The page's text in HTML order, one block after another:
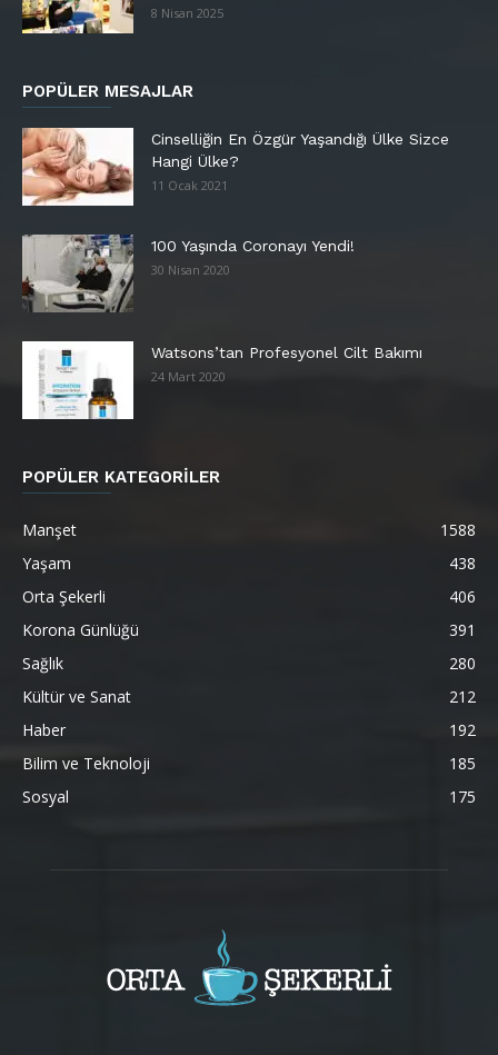
8 Nisan 2025
POPÜLER MESAJLAR
Cinselliğin En Özgür Yaşandığı Ülke Sizce
Hangi Ülke?
11 Ocak 2021
100 Yaşında Coronayı Yendi!
30 Nisan 2020
Watsons’tan Profesyonel Cilt Bakımı
24 Mart 2020
POPÜLER KATEGORİLER
Manşet
1588
Yaşam
438
Orta Şekerli
406
Korona Günlüğü
391
Sağlık
280
Kültür ve Sanat
212
Haber
192
Bilim ve Teknoloji
185
Sosyal
175